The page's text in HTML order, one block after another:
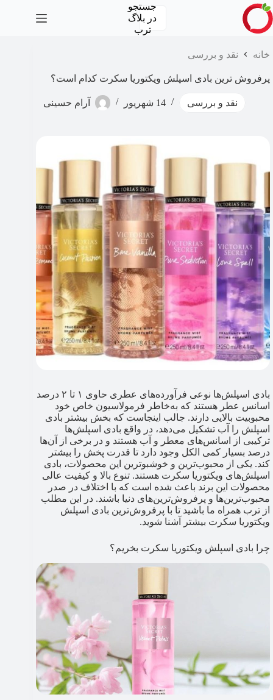
پرش
به
محتوا
جستجو
در بلاگ
ترب
خانه نقد و بررسی
پرفروش ترین بادی اسپلش ویکتوریا سکرت کدام است؟
نقد و بررسی 14 شهریور آرام حسینی
بادی اسپلش‌ها نوعی فرآورده‌های عطری حاوی ۱ تا ۲ درصد
اسانس عطر هستند که به‌خاطر فرمولاسیون خاص خود
محبوبیت بالایی دارند. جالب اینجاست که بخش بیشتر بادی
اسپلش را آب تشکیل می‌دهد، در واقع بادی اسپلش‌ها
ترکیبی از اسانس‌های معطر و آب هستند و در برخی از آن‌ها
درصد بسیار کمی الکل وجود دارد تا قدرت پخش را بیشتر
کند. یکی از محبوب‌ترین و خوشبوترین این محصولات، بادی
اسپلش‌های ویکتوریا سکرت هستند. تنوع بالا و کیفیت عالی
محصولات این برند باعث شده است که با اختلاف در صدر
محبوب‌ترین‌ها و پرفروش‌ترین‌های دنیا باشند. در این مطلب
از ترب همراه ما باشید تا با پرفروش‌ترین بادی اسپلش
ویکتوریا سکرت بیشتر آشنا شوید.
چرا بادی اسپلش ویکتوریا سکرت بخریم؟